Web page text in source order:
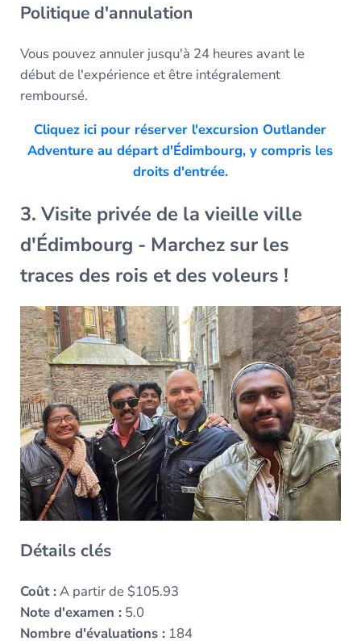
Politique d'annulation
Vous pouvez annuler jusqu'à 24 heures avant le
début de l'expérience et être intégralement
remboursé.
Cliquez ici pour réserver l'excursion Outlander
Adventure au départ d'Édimbourg, y compris les
droits d'entrée.
3. Visite privée de la vieille ville
d'Édimbourg - Marchez sur les
traces des rois et des voleurs !
Détails clés
Coût :A partir de $105.93
Note d'examen :5.0
Nombre d'évaluations :184